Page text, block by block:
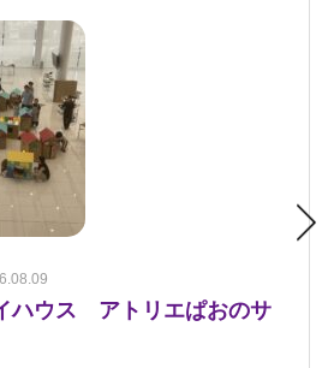
ハウス アトリエぱおのサ
と～10周年～
」〜10周年〜 開幕しました。 一
!?」 アトリエぱおのサマ
のケーキ アトリエぱおの
グループ展
ープ展 始まりました。 アトリエ